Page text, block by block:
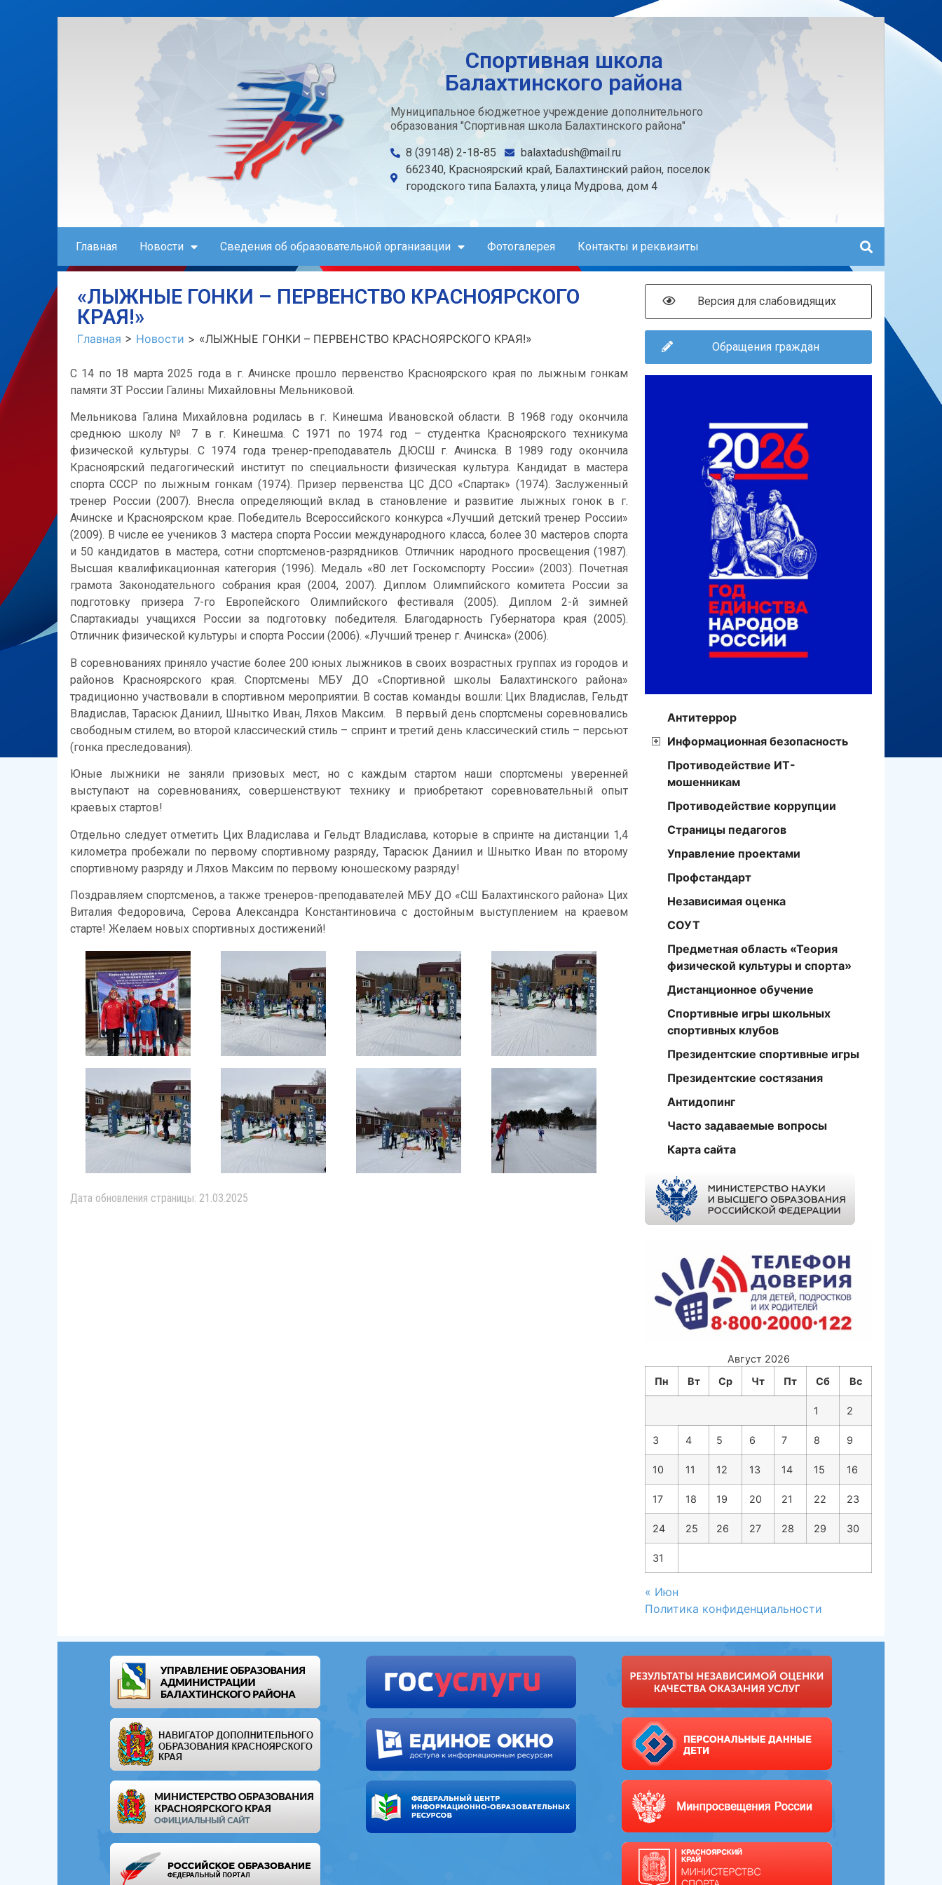
Спортивная школа
Балахтинского района
Муниципальное бюджетное учреждение дополнительного
образования "Спортивная школа Балахтинского района"
8 (39148) 2-18-85
balaxtadush@mail.ru
662340, Красноярский край, Балахтинский район, поселок
городского типа Балахта, улица Мудрова, дом 4
Главная Новости Сведения об образовательной организации Фотогалерея Контакты и реквизиты
«ЛЫЖНЫЕ ГОНКИ – ПЕРВЕНСТВО КРАСНОЯРСКОГО
КРАЯ!»
Главная > Новости > «ЛЫЖНЫЕ ГОНКИ – ПЕРВЕНСТВО КРАСНОЯРСКОГО КРАЯ!»
С 14 по 18 марта 2025 года в г. Ачинске прошло первенство Красноярского края по лыжным гонкам
памяти ЗТ России Галины Михайловны Мельниковой.
Мельникова Галина Михайловна родилась в г. Кинешма Ивановской области. В 1968 году окончила
среднюю школу № 7 в г. Кинешма. С 1971 по 1974 год – студентка Красноярского техникума
физической культуры. С 1974 года тренер-преподаватель ДЮСШ г. Ачинска. В 1989 году окончила
Красноярский педагогический институт по специальности физическая культура. Кандидат в мастера
спорта СССР по лыжным гонкам (1974). Призер первенства ЦС ДСО «Спартак» (1974). Заслуженный
тренер России (2007). Внесла определяющий вклад в становление и развитие лыжных гонок в г.
Ачинске и Красноярском крае. Победитель Всероссийского конкурса «Лучший детский тренер России»
(2009). В числе ее учеников 3 мастера спорта России международного класса, более 30 мастеров спорта
и 50 кандидатов в мастера, сотни спортсменов-разрядников. Отличник народного просвещения (1987).
Высшая квалификационная категория (1996). Медаль «80 лет Госкомспорту России» (2003). Почетная
грамота Законодательного собрания края (2004, 2007). Диплом Олимпийского комитета России за
подготовку призера 7-го Европейского Олимпийского фестиваля (2005). Диплом 2-й зимней
Спартакиады учащихся России за подготовку победителя. Благодарность Губернатора края (2005).
Отличник физической культуры и спорта России (2006). «Лучший тренер г. Ачинска» (2006).
В соревнованиях приняло участие более 200 юных лыжников в своих возрастных группах из городов и
районов Красноярского края. Спортсмены МБУ ДО «Спортивной школы Балахтинского района»
традиционно участвовали в спортивном мероприятии. В состав команды вошли: Цих Владислав, Гельдт
Владислав, Тарасюк Даниил, Шнытко Иван, Ляхов Максим. В первый день спортсмены соревновались
свободным стилем, во второй классический стиль – спринт и третий день классический стиль – персьют
(гонка преследования).
Юные лыжники не заняли призовых мест, но с каждым стартом наши спортсмены уверенней
выступают на соревнованиях, совершенствуют технику и приобретают соревновательный опыт
краевых стартов!
Отдельно следует отметить Цих Владислава и Гельдт Владислава, которые в спринте на дистанции 1,4
километра пробежали по первому спортивному разряду, Тарасюк Даниил и Шнытко Иван по второму
спортивному разряду и Ляхов Максим по первому юношескому разряду!
Поздравляем спортсменов, а также тренеров-преподавателей МБУ ДО «СШ Балахтинского района» Цих
Виталия Федоровича, Серова Александра Константиновича с достойным выступлением на краевом
старте! Желаем новых спортивных достижений!
Дата обновления страницы: 21.03.2025
Версия для слабовидящих
Обращения граждан
Антитеррор
Информационная безопасность
Противодействие ИТ-
мошенникам
Противодействие коррупции
Страницы педагогов
Управление проектами
Профстандарт
Независимая оценка
СОУТ
Предметная область «Теория
физической культуры и спорта»
Дистанционное обучение
Спортивные игры школьных
спортивных клубов
Президентские спортивные игры
Президентские состязания
Антидопинг
Часто задаваемые вопросы
Карта сайта
Август 2026
Пн
Вт Ср Чт Пт Сб Вс
1 2
3 4 5 6 7 8 9
10 11 12 13 14 15 16
17 18 19 20 21 22 23
24 25 26 27 28 29 30
31
« Июн
Политика конфиденциальности